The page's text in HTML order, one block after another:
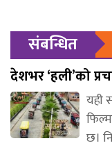
संबन्धित
देशभर ‘हली’को
यही
छ।